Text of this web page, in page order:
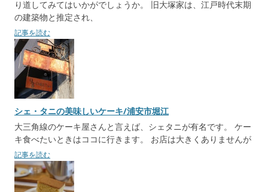
り道してみてはいかがでしょうか。 旧大塚家は、江戸時代末期
の建築物と推定され、
記事を読む
シェ・タニの美味しいケーキ/浦安市堀江
大三角線のケーキ屋さんと言えば、シェタニが有名です。 ケー
キ食べたいときはココに行きます。 お店は大きくありませんが
記事を読む